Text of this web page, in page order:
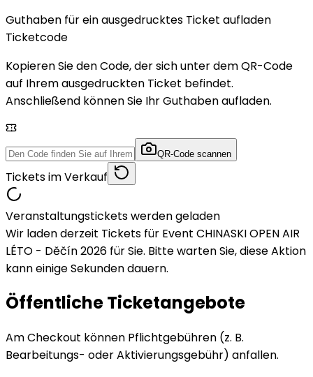
Guthaben für ein ausgedrucktes Ticket aufladen
Ticketcode
Kopieren Sie den Code, der sich unter dem QR-Code
auf Ihrem ausgedruckten Ticket befindet.
Anschließend können Sie Ihr Guthaben aufladen.
QR-Code scannen
Tickets im Verkauf
Veranstaltungstickets werden geladen
Wir laden derzeit Tickets für Event CHINASKI OPEN AIR
LÉTO - Děčín 2026 für Sie. Bitte warten Sie, diese Aktion
kann einige Sekunden dauern.
Öffentliche Ticketangebote
Am Checkout können Pflichtgebühren (z. B.
Bearbeitungs- oder Aktivierungsgebühr) anfallen.